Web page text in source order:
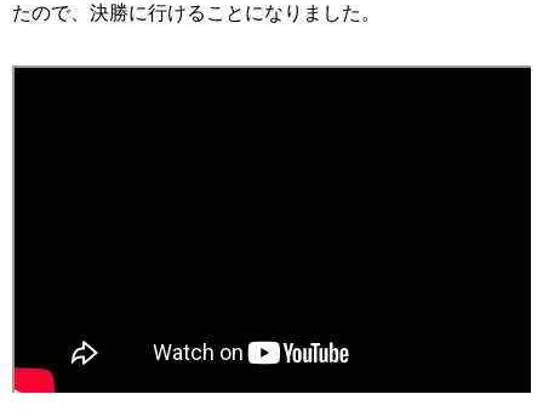
たので、決勝に行けることになりました。